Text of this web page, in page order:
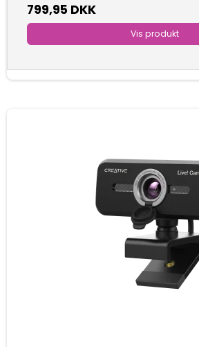
799,95 DKK
Vis produkt